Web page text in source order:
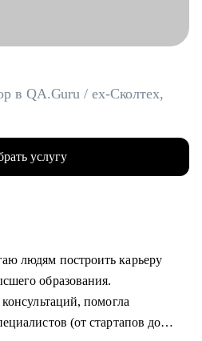
в QA.Guru / ex-Сколтех,
услугу
людям построить карьеру
образования.
помогла
(от стартапов до